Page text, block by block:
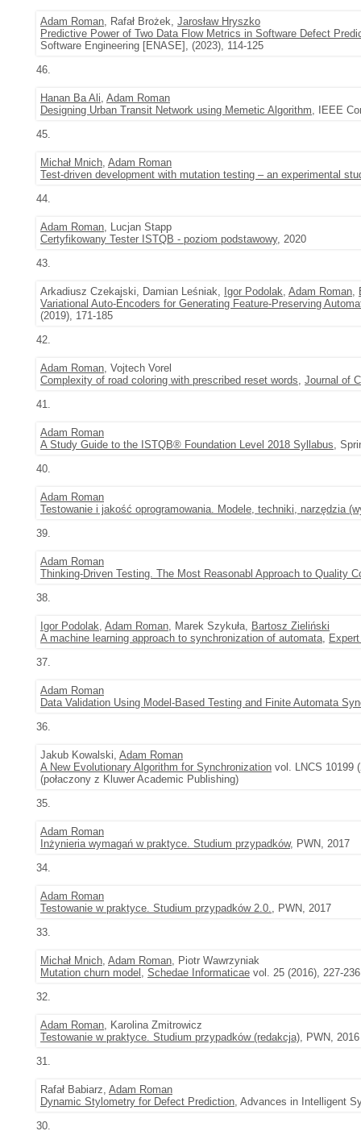
Adam Roman, Rafał Brożek, Jarosław Hryszko
Predictive Power of Two Data Flow Metrics in Software Defect
Software Engineering [ENASE], (2023), 114-125
46.
Hanan Ba Ali, Adam Roman
Designing Urban Transit Network using Memetic Algorithm, IEEE
45.
Michał Mnich, Adam Roman
Test-driven development with mutation testing – an experimental
44.
Adam Roman, Lucjan Stapp
Certyfikowany Tester ISTQB - poziom podstawowy, 2020
43.
Arkadiusz Czekajski, Damian Leśniak, Igor Podolak, Adam Roman,
Variational Auto-Encoders for Generating Feature-Preserving
(2019), 171-185
42.
Adam Roman, Vojtech Vorel
Complexity of road coloring with prescribed reset words, Journal of
41.
Adam Roman
A Study Guide to the ISTQB® Foundation Level 2018 Syllabus,
40.
Adam Roman
Testowanie i jakość oprogramowania. Modele, techniki, narzędzia
39.
Adam Roman
Thinking-Driven Testing. The Most Reasonabl Approach to Quality
38.
Igor Podolak, Adam Roman, Marek Szykuła, Bartosz Zieliński
A machine learning approach to synchronization of automata,
37.
Adam Roman
Data Validation Using Model-Based Testing and Finite Automata
36.
Jakub Kowalski, Adam Roman
A New Evolutionary Algorithm for Synchronization vol. LNCS 10199
(połaczony z Kluwer Academic Publishing)
35.
Adam Roman
Inżynieria wymagań w praktyce. Studium przypadków, PWN, 2017
34.
Adam Roman
Testowanie w praktyce. Studium przypadków 2.0., PWN, 2017
33.
Michał Mnich, Adam Roman, Piotr Wawrzyniak
Mutation churn model , Schedae Informaticae vol. 25 (2016), 227-236
32.
Adam Roman, Karolina Zmitrowicz
Testowanie w praktyce. Studium przypadków (redakcja), PWN, 2016
31.
Rafał Babiarz, Adam Roman
Dynamic Stylometry for Defect Prediction, Advances in Intelligent
30.